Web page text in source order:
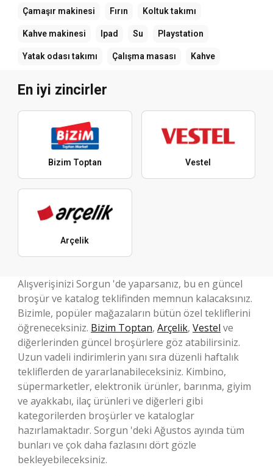
Çamaşır makinesi Fırın Koltuk takımı
Kahve makinesi Ipad Su Playstation
Yatak odası takımı Çalışma masası Kahve
En iyi zincirler
Bizim Toptan Vestel
Arçelik
Alışverişinizi Sorgun 'de yaparsanız, bu en güncel
broşür ve katalog teklifinden memnun kalacaksınız.
Bizimle, popüler mağazaların bütün özel tekliflerini
öğreneceksiniz. Bizim Toptan, Arçelik, Vestel ve
diğerlerinden güncel broşürlere göz atabilirsiniz.
Uzun vadeli indirimlerin yanı sıra düzenli haftalık
tekliflerden de yararlanabileceksiniz. Kimbino,
süpermarketler, elektronik ürünler, barınma, giyim
ve ayakkabı, ilaç ürünleri ve diğerleri gibi
kategorilerden broşürler ve kataloglar
hazırlamaktadır. Sorgun 'deki Ağustos ayında tüm
bunları ve çok daha fazlasını dört gözle
bekleyebileceksiniz.